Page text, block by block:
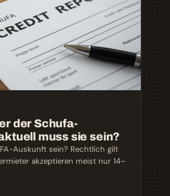
der Schufa-
muss sie sein?
Auskunft sein? Rechtlich gilt
akzeptieren meist nur 14–